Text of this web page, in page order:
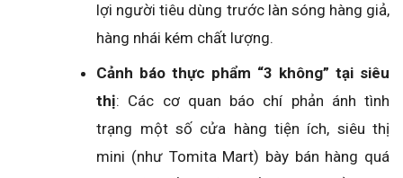
lợi người tiêu dùng trước làn sóng hàng giả,
hàng nhái kém chất lượng.
Cảnh báo thực phẩm “3 không” tại siêu
thị: Các cơ quan báo chí phản ánh tình
trạng một số cửa hàng tiện ích, siêu thị
mini (như Tomita Mart) bày bán hàng quá